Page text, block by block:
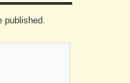
published.